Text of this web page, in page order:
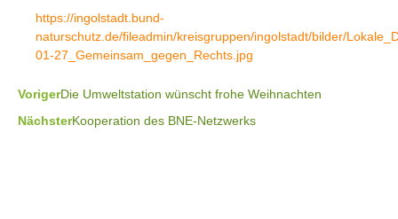
https://ingolstadt.bund-
naturschutz.de/fileadmin/kreisgruppen/ingolstadt/bilder/
01-27_Gemeinsam_gegen_Rechts.jpg
VorigerDie Umweltstation wünscht frohe Weihnachten
NächsterKooperation des BNE-Netzwerks